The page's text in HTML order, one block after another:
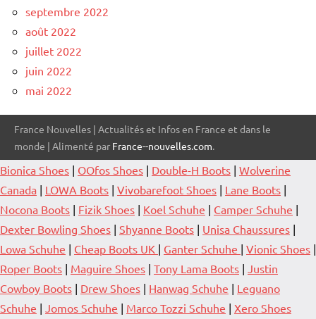
septembre 2022
août 2022
juillet 2022
juin 2022
mai 2022
France Nouvelles | Actualités et Infos en France et dans le
monde | Alimenté par France--nouvelles.com.
Bionica Shoes | OOfos Shoes | Double-H Boots | Wolverine
Canada | LOWA Boots | Vivobarefoot Shoes | Lane Boots |
Nocona Boots | Fizik Shoes | Koel Schuhe | Camper Schuhe |
Dexter Bowling Shoes | Shyanne Boots | Unisa Chaussures |
Lowa Schuhe | Cheap Boots UK | Ganter Schuhe | Vionic Shoes |
Roper Boots | Maguire Shoes | Tony Lama Boots | Justin
Cowboy Boots | Drew Shoes | Hanwag Schuhe | Leguano
Schuhe | Jomos Schuhe | Marco Tozzi Schuhe | Xero Shoes